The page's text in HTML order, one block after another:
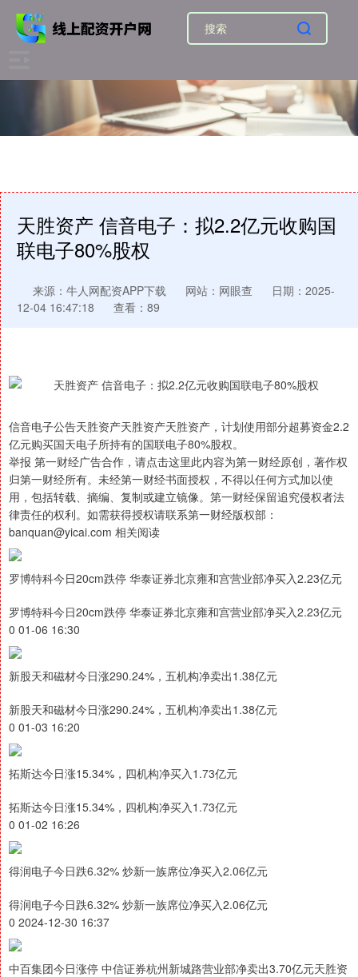
天胜资产 信音电子：拟2.2亿元收购国
联电子80%股权
来源：牛人网配资APP下载 网站：网眼查
日期：2025-
12-04 16:47:18
查看：89
信音电子公告天胜资产天胜资产天胜资产，计划使用部分超募资金2.2
亿元购买国天电子所持有的国联电子80%股权。
举报 第一财经广告合作，请点击这里此内容为第一财经原创，著作权
归第一财经所有。未经第一财经书面授权，不得以任何方式加以使
用，包括转载、摘编、复制或建立镜像。第一财经保留追究侵权者法
律责任的权利。如需获得授权请联系第一财经版权部：
banquan@yicai.com 相关阅读
罗博特科今日20cm跌停 华泰证券北京雍和宫营业部净买入2.23亿元
罗博特科今日20cm跌停 华泰证券北京雍和宫营业部净买入2.23亿元
0 01-06 16:30
新股天和磁材今日涨290.24%，五机构净卖出1.38亿元
新股天和磁材今日涨290.24%，五机构净卖出1.38亿元
0 01-03 16:20
拓斯达今日涨15.34%，四机构净买入1.73亿元
拓斯达今日涨15.34%，四机构净买入1.73亿元
0 01-02 16:26
得润电子今日跌6.32% 炒新一族席位净买入2.06亿元
得润电子今日跌6.32% 炒新一族席位净买入2.06亿元
0 2024-12-30 16:37
中百集团今日涨停 中信证券杭州新城路营业部净卖出3.70亿元天胜资